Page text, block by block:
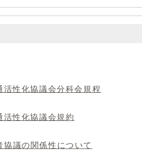
性化協議会分科会規程
性化協議会規約
議の関係性について